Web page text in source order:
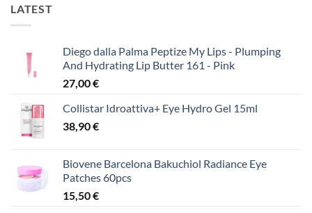
LATEST
Diego dalla Palma Peptize My Lips - Plumping
And Hydrating Lip Butter 161 - Pink
27,00€
Collistar Idroattiva+ Eye Hydro Gel 15ml
38,90€
Biovene Barcelona Bakuchiol Radiance Eye
Patches 60pcs
15,50€